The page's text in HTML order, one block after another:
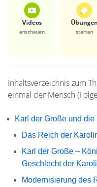
Videos
anschauen
Übungen
starten
Inhaltsverzeichnis zum
einmal der Mensch
Karl der Große und
Das Reich der
Karl der Große –
Geschlecht der
Modernisierung des